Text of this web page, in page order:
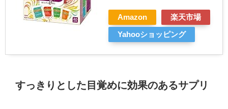
Amazon 楽天市場
Yahooショッピング
すっきりとした目覚めに効果のあるサプリ